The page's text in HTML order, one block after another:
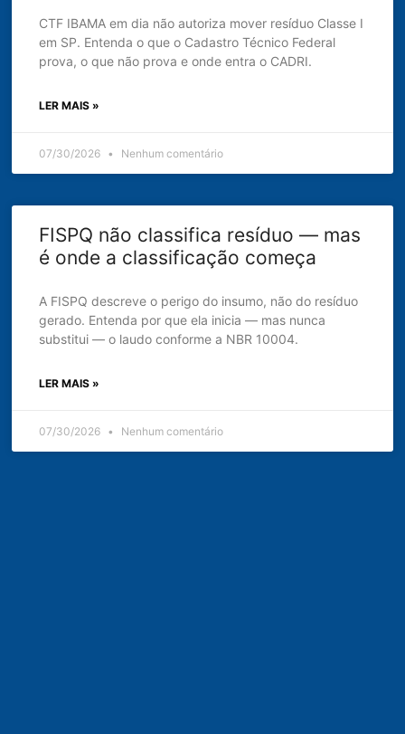
CTF IBAMA em dia não autoriza mover resíduo Classe I
em SP. Entenda o que o Cadastro Técnico Federal
prova, o que não prova e onde entra o CADRI.
LER MAIS »
07/30/2026 Nenhum comentário
FISPQ não classifica resíduo — mas
é onde a classificação começa
A FISPQ descreve o perigo do insumo, não do resíduo
gerado. Entenda por que ela inicia — mas nunca
substitui — o laudo conforme a NBR 10004.
LER MAIS »
07/30/2026 Nenhum comentário